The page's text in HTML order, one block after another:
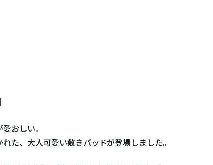
おしい。
た、大人可愛い敷きパッドが登場しました。